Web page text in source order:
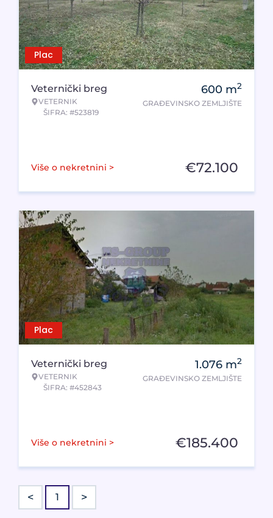
Plac
Veternički breg
VETERNIK
ŠIFRA: #523819
600 m2
GRAĐEVINSKO ZEMLJIŠTE
Više o nekretnini > €72.100
Plac
Veternički breg
VETERNIK
ŠIFRA: #452843
1.076 m2
GRAĐEVINSKO ZEMLJIŠTE
Više o nekretnini > €185.400
< 1 >